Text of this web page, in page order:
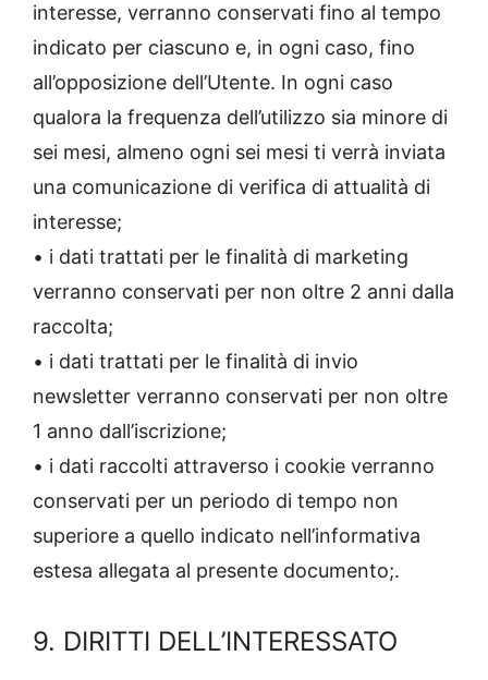
interesse, verranno conservati fino al tempo
indicato per ciascuno e, in ogni caso, fino
all’opposizione dell’Utente. In ogni caso
qualora la frequenza dell’utilizzo sia minore di
sei mesi, almeno ogni sei mesi ti verrà inviata
una comunicazione di verifica di attualità di
interesse;
• i dati trattati per le finalità di marketing
verranno conservati per non oltre 2 anni dalla
raccolta;
• i dati trattati per le finalità di invio
newsletter verranno conservati per non oltre
1 anno dall’iscrizione;
• i dati raccolti attraverso i cookie verranno
conservati per un periodo di tempo non
superiore a quello indicato nell’informativa
estesa allegata al presente documento;.
9. DIRITTI DELL’INTERESSATO